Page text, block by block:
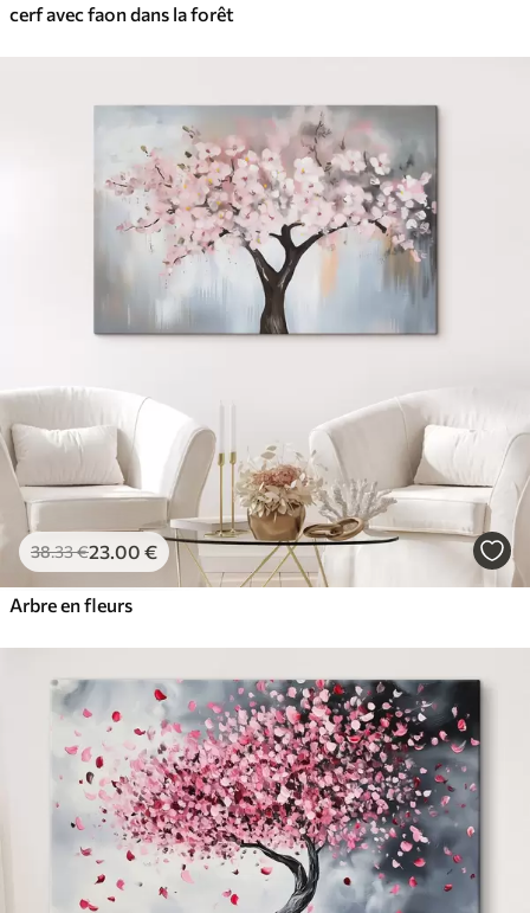
cerf avec faon dans la forêt
38.33€23.00 €
Arbre en fleurs